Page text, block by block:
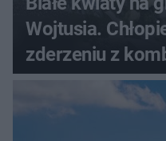
Wojtusia.
zderzeniu z